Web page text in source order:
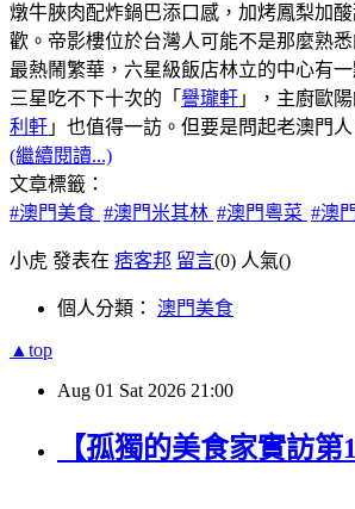
燉牛脥肉配炸鍋巴添口感，加烤鳳梨加
歡。帝影樓位於台灣人可能不是那麼熟
最熱鬧繁華，六星級飯店林立的中心有
三星吃不下十次的「 譽瓏軒 」，主廚歐
利軒 」也值得一訪。但要是問起老澳門
(繼續閱讀...)
文章標籤：
#澳門美食 #澳門米其林 #澳門粵菜 #澳
小虎 發表在 痞客邦 留言(0) 人氣()
個人分類： 澳門美食
▲top
Aug 01 Sat 2026 21:00
【孤獨的美食家實訪